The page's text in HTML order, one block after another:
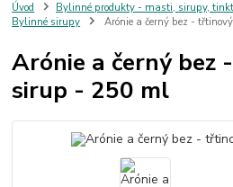
Úvod
Bylinné produkty - masti, sirupy,
Bylinné sirupy
Arónie a černý bez -
Arónie a černý bez
sirup - 250 ml